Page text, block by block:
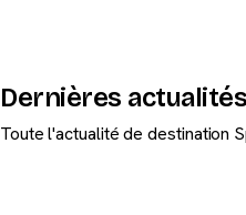
Dernières
Toute l'actualité de destination